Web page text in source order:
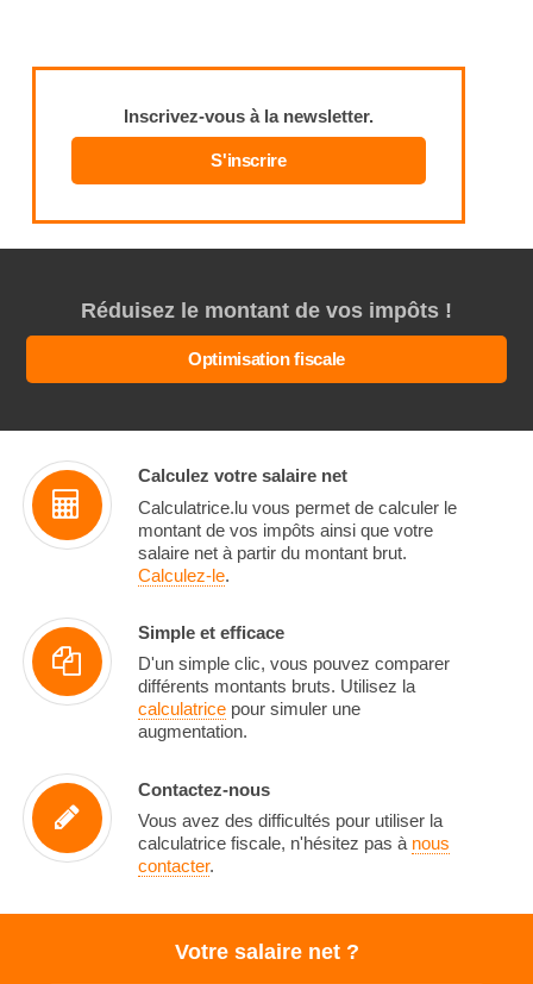
Inscrivez-vous à la newsletter.
S'inscrire
Réduisez le montant de vos impôts !
Optimisation fiscale
Calculez votre salaire net
Calculatrice.lu vous permet de calculer le
montant de vos impôts ainsi que votre
salaire net à partir du montant brut.
Calculez-le.
Simple et efficace
D'un simple clic, vous pouvez comparer
différents montants bruts. Utilisez la
calculatricepour simuler une
augmentation.
Contactez-nous
Vous avez des difficultés pour utiliser la
calculatrice fiscale, n'hésitez pas à nous
contacter.
Votre salaire net ?